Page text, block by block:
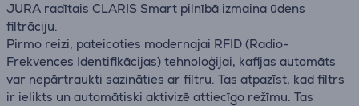
JURA radītais CLARIS Smart pilnībā izmaina ūdens
filtrāciju.
Pirmo reizi, pateicoties modernajai RFID (Radio-
Frekvences Identifikācijas) tehnoloģijai, kafijas automāts
var nepārtraukti sazināties ar filtru. Tas atpazīst, kad filtrs
ir ielikts un automātiski aktivizē attiecīgo režīmu. Tas